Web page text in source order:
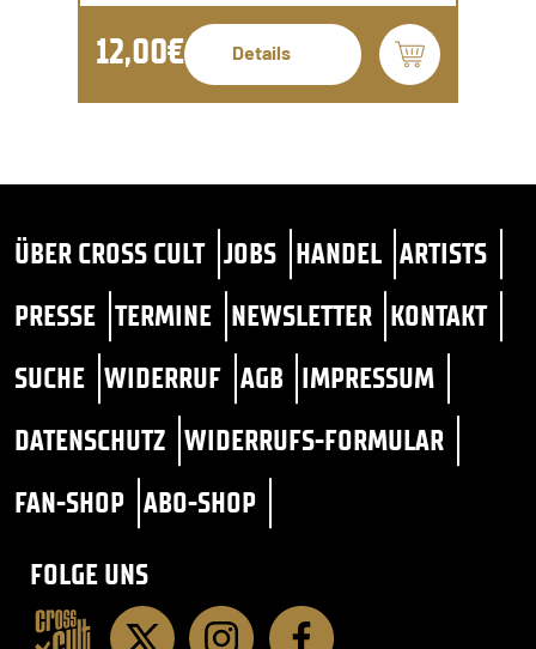
12,00€ Details
ÜBER CROSS CULT JOBS HANDEL ARTISTS
PRESSE TERMINE NEWSLETTER KONTAKT
SUCHE WIDERRUF AGB IMPRESSUM
DATENSCHUTZ WIDERRUFS-FORMULAR
FAN-SHOP ABO-SHOP
FOLGE UNS